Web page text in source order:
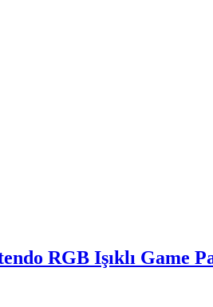
RGB Işıklı Game